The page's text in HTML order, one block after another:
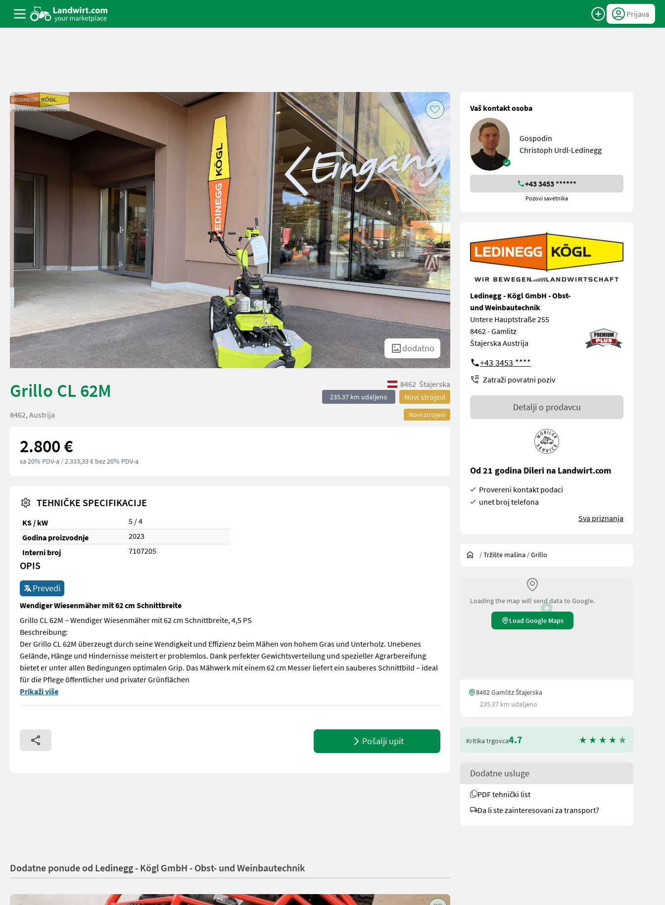
Prijava
dodatno
Grillo CL 62M 8462 Štajerska
235.37 km udaljeno Novi strojevi
Novi strojevi
8462, Austrija
2.800 €
sa 20% PDV-a / 2.333,33 € bez 20% PDV-a
TEHNIČKE SPECIFIKACIJE
KS / kW
5 / 4
Godina proizvodnje
2023
Interni broj
7107205
OPIS
Prevedi
Wendiger Wiesenmäher mit 62 cm Schnittbreite
Grillo CL 62M – Wendiger Wiesenmäher mit 62 cm Schnittbreite, 4,5 PS
Beschreibung:
Der Grillo CL 62M überzeugt durch seine Wendigkeit und Effizienz beim Mähen von hohem Gras und Unterholz. Unebenes
Gelände, Hänge und Hindernisse meistert er problemlos. Dank perfekter Gewichtsverteilung und spezieller Agrarbereifung
bietet er unter allen Bedingungen optimalen Grip. Das Mähwerk mit einem 62 cm Messer liefert ein sauberes Schnittbild – ideal
für die Pflege öffentlicher und privater Grünflächen
Grillo CL 62M – Wendiger Wiesenmäher mit 62 cm Schnittbreite, 4,5 PS Beschreibung: Der Grillo CL 62M überzeugt durch seine Wendigkeit und Effizienz beim Mähen von hohem Gras und
Prikaži više
Pošalji upit
Vaš kontakt osoba
Gospodin
Christoph Urdl-Ledinegg
+43 3453 ******
Pozovi savetnika
Ledinegg - Kögl GmbH - Obst-
und Weinbautechnik
Untere Hauptstraße 255
8462 - Gamlitz
Štajerska Austrija
+43 3453 ****
Zatraži povratni poziv
Detalji o prodavcu
Od 21 godina Dileri na Landwirt.com
Provereni kontakt podaci
unet broj telefona
Sva priznanja
/Tržište mašina /Grillo
Loading the map will send data to Google.
Load Google Maps
8462 Gamlitz Štajerska
235.37 km udaljeno
Kritika trgovca4.7
Dodatne usluge
PDF tehnički list
Da li ste zainteresovani za transport?
Dodatne ponude od Ledinegg - Kögl GmbH - Obst- und Weinbautechnik